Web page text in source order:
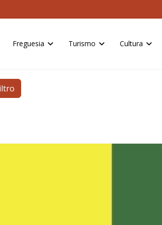
Freguesia Turismo Cultura